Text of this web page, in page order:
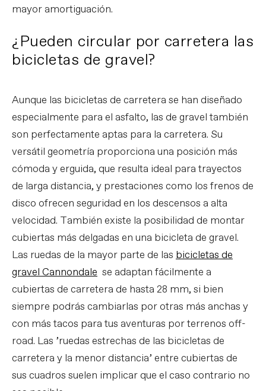
mayor amortiguación.
¿Pueden circular por carretera las
bicicletas de gravel?
Aunque las bicicletas de carretera se han diseñado
especialmente para el asfalto, las de gravel también
son perfectamente aptas para la carretera. Su
versátil geometría proporciona una posición más
cómoda y erguida, que resulta ideal para trayectos
de larga distancia, y prestaciones como los frenos de
disco ofrecen seguridad en los descensos a alta
velocidad. También existe la posibilidad de montar
cubiertas más delgadas en una bicicleta de gravel.
Las ruedas de la mayor parte de las bicicletas de
gravel Cannondale se adaptan fácilmente a
cubiertas de carretera de hasta 28 mm, si bien
siempre podrás cambiarlas por otras más anchas y
con más tacos para tus aventuras por terrenos off-
road. Las ’ruedas estrechas de las bicicletas de
carretera y la menor distancia’ entre cubiertas de
sus cuadros suelen implicar que el caso contrario no